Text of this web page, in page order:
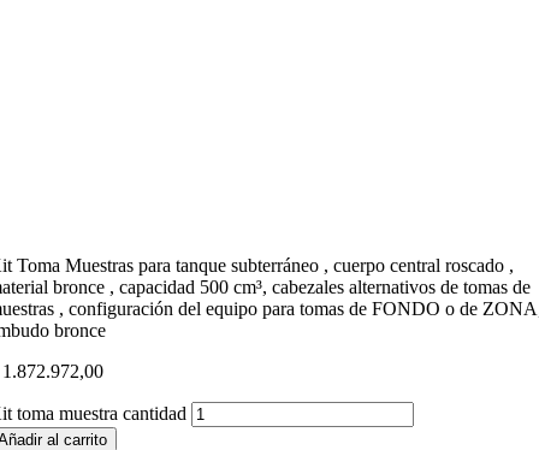
Toma Muestras para tanque subterráneo , cuerpo central roscado ,
bronce , capacidad 500 cm³, cabezales alternativos de tomas de
, configuración del equipo para tomas de FONDO o de
bronce
toma muestra cantidad
al carrito